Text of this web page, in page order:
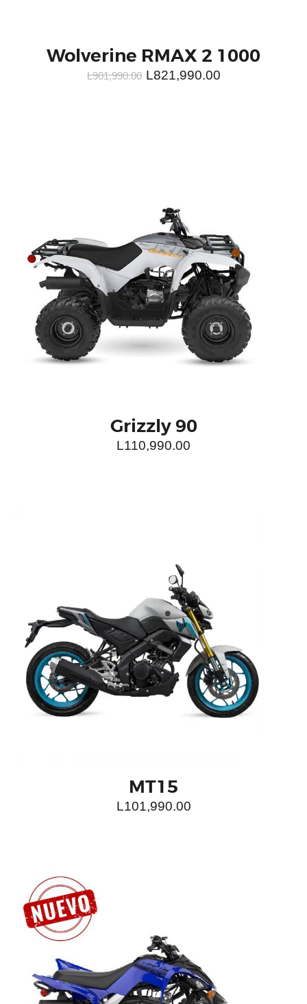
Wolverine RMAX 2 1000
L901,990.00 L821,990.00
Grizzly 90
L110,990.00
MT15
L101,990.00